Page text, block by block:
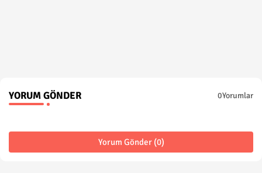
YORUM GÖNDER 0Yorumlar
Yorum Gönder (0)